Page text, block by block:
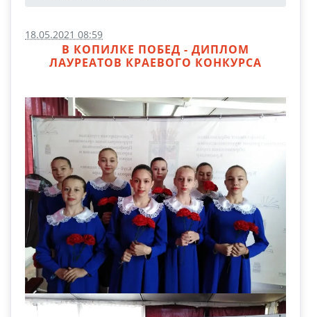
18.05.2021 08:59
В КОПИЛКЕ ПОБЕД - ДИПЛОМ
ЛАУРЕАТОВ КРАЕВОГО КОНКУРСА